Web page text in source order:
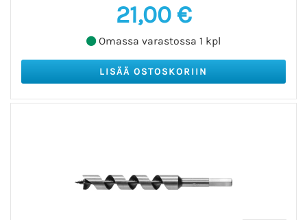
21,00 €
Omassa varastossa 1 kpl